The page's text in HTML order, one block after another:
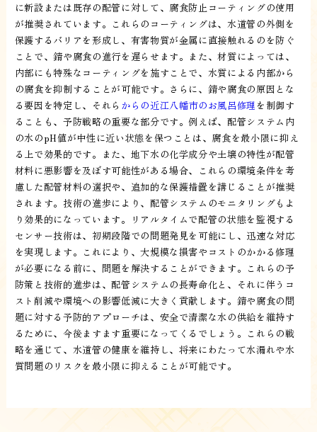
に新設または既存の配管に対して、腐食防止コーティングの使用
が推奨されています。これらのコーティングは、水道管の外側を
保護するバリアを形成し、有害物質が金属に直接触れるのを防ぐ
ことで、錆や腐食の進行を遅らせます。また、材質によっては、
内部にも特殊なコーティングを施すことで、水質による内部から
の腐食を抑制することが可能です。さらに、錆や腐食の原因とな
る要因を特定し、それら からの近江八幡市のお風呂修理 を制御す
ることも、予防戦略の重要な部分です。例えば、配管システム内
の水のpH値が中性に近い状態を保つことは、腐食を最小限に抑え
る上で効果的です。また、地下水の化学成分や土壌の特性が配管
材料に悪影響を及ぼす可能性がある場合、これらの環境条件を考
慮した配管材料の選択や、追加的な保護措置を講じることが推奨
されます。技術の進歩により、配管システムのモニタリングもよ
り効果的になっています。リアルタイムで配管の状態を監視する
センサー技術は、初期段階での問題発見を可能にし、迅速な対応
を実現します。これにより、大規模な損害やコストのかかる修理
が必要になる前に、問題を解決することができます。これらの予
防策と技術的進歩は、配管システムの長寿命化と、それに伴うコ
スト削減や環境への影響低減に大きく貢献します。錆や腐食の問
題に対する予防的アプローチは、安全で清潔な水の供給を維持す
るために、今後ますます重要になってくるでしょう。これらの戦
略を通じて、水道管の健康を維持し、将来にわたって水漏れや水
質問題のリスクを最小限に抑えることが可能です。